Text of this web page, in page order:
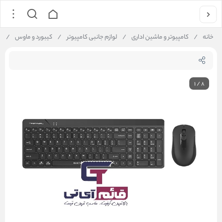
خانه / کامپیوتر و ماشین اداری / لوازم جانبی کامپیوتر / کیبورد و ماوس /
1/8